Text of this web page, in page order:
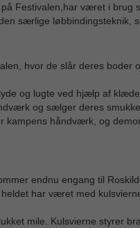
Festivalen,har været i brug
særlige løbbindingsteknik,
hvor de slår deres
og lugte ved hjælp af
og sælger deres
kampens håndværk, og
endnu engang til
har været med
mile. Kulsvierne styrer